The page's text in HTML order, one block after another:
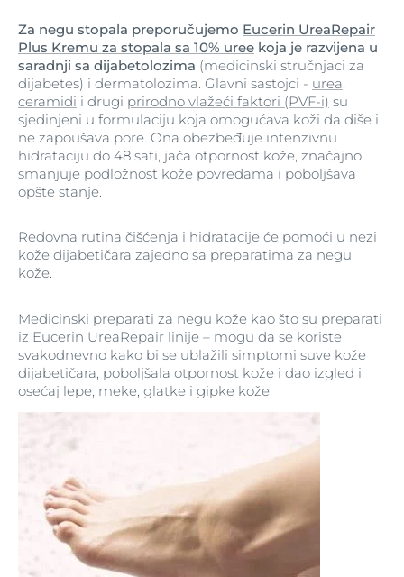
Za negu stopala preporučujemo Eucerin UreaRepair
Plus Kremu za stopala sa 10% uree koja je razvijena u
saradnji sa dijabetolozima (medicinski stručnjaci za
dijabetes) i dermatolozima. Glavni sastojci - urea,
ceramidi i drugi prirodno vlažeći faktori (PVF-i) su
sjedinjeni u formulaciju koja omogućava koži da diše i
ne zapoušava pore. Ona obezbeđuje intenzivnu
hidrataciju do 48 sati, jača otpornost kože, značajno
smanjuje podložnost kože povredama i poboljšava
opšte stanje.
Redovna rutina čišćenja i hidratacije će pomoći u nezi
kože dijabetičara zajedno sa preparatima za negu
kože.
Medicinski preparati za negu kože kao što su preparati
iz Eucerin UreaRepair linije – mogu da se koriste
svakodnevno kako bi se ublažili simptomi suve kože
dijabetičara, poboljšala otpornost kože i dao izgled i
osećaj lepe, meke, glatke i gipke kože.